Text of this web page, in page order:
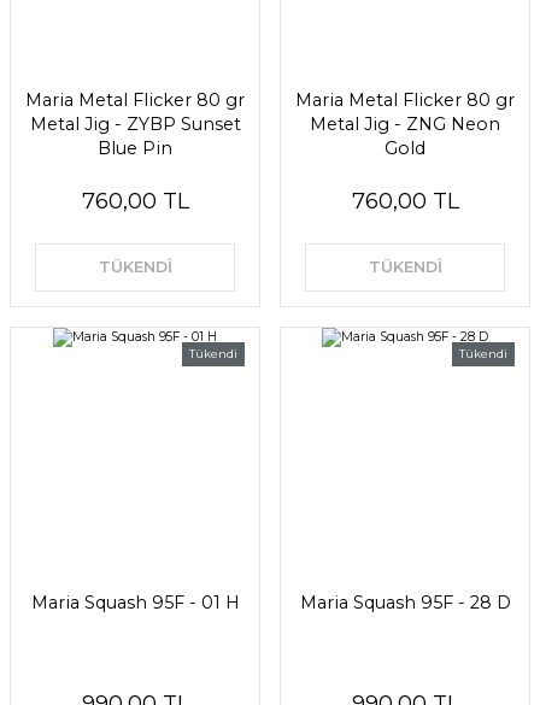
Maria Metal Flicker 80 gr
Metal Jig - ZYBP Sunset
Blue Pin
760,00 TL
TÜKENDİ
Maria Metal Flicker 80 gr
Metal Jig - ZNG Neon
Gold
760,00 TL
TÜKENDİ
Tükendi
Maria Squash 95F - 01 H
Tükendi
Maria Squash 95F - 28 D